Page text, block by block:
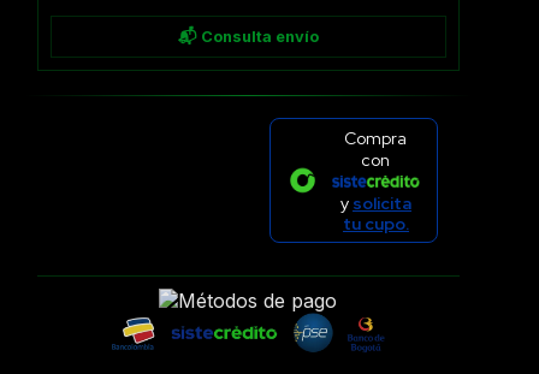
📬 Consulta envío
Compra
con
y solicita
tu cupo.